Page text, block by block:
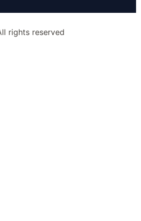
rights reserved